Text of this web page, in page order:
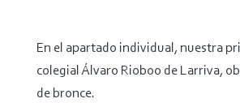
En el apartado individual, nuestra
colegial Álvaro Rioboo de Larriva,
de bronce.